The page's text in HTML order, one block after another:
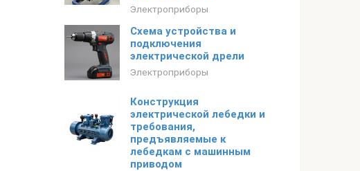
Электроприборы
Схема устройства и
подключения
электрической дрели
Электроприборы
Конструкция
электрической лебедки и
требования,
предъявляемые к
лебедкам с машинным
приводом